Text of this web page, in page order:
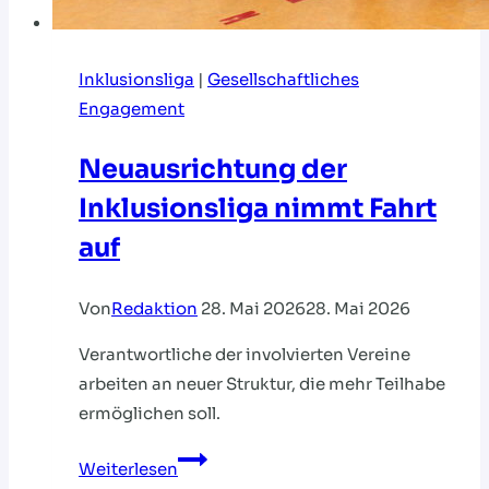
Inklusionsliga | Gesellschaftliches
Engagement
Neuausrichtung der
Inklusionsliga nimmt Fahrt
auf
VonRedaktion 28. Mai 202628. Mai 2026
Verantwortliche der involvierten Vereine
arbeiten an neuer Struktur, die mehr Teilhabe
ermöglichen soll.
Weiterlesen
Neuausrichtung